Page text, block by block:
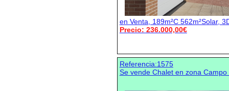
en Venta, 189m²C 562m²Solar,
Precio: 236.000,00€
Referencia:1575
Se vende Chalet en zona Campo